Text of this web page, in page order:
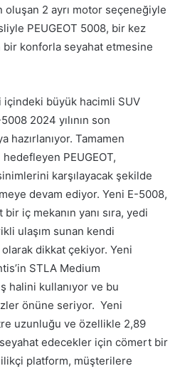
2 ayrı motor seçeneğiyle
PEUGEOT 5008, bir kez
konforla seyahat etmesine
içindeki büyük hacimli SUV
2024 yılının son
hazırlanıyor. Tamamen
PEUGEOT,
karşılayacak şekilde
devam ediyor. Yeni E-5008,
iç mekanın yanı sıra, yedi
ulaşım sunan kendi
dikkat çekiyor. Yeni
STLA Medium
halini kullanıyor ve bu
önüne seriyor. Yeni
uzunluğu ve özellikle 2,89
edecekler için cömert bir
platform, müşterilere